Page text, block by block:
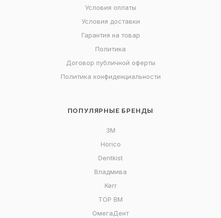
Условия оплаты
Условия доставки
Гарантия на товар
Политика
Договор публичной оферты
Политика конфиденциальности
ПОПУЛЯРНЫЕ БРЕНДЫ
3M
Horico
Dentkist
Владмива
Kerr
ТОР ВМ
ОмегаДент